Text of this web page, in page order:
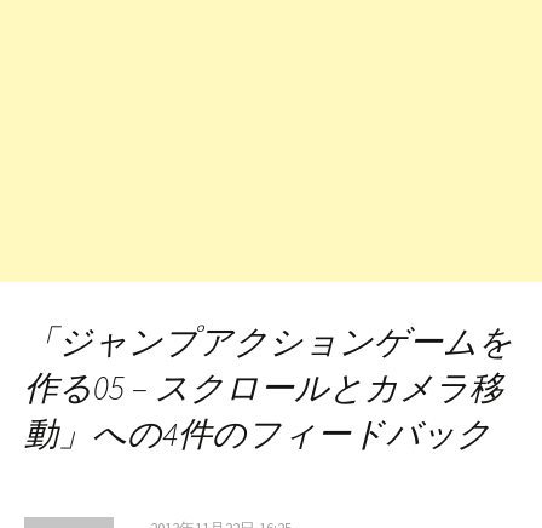
「ジャンプアクションゲームを
作る05 – スクロールとカメラ移
動」への4件のフィードバック